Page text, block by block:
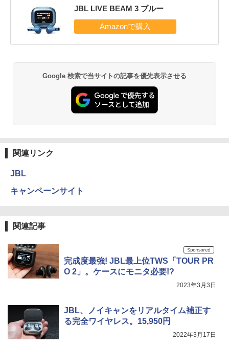
JBL LIVE BEAM 3 ブルー
Google 検索で当サイトの記事を優先表示させる
関連リンク
JBL
キャンペーンサイト
関連記事
完成度最強! JBL最上位TWS「TOUR PR
O 2」。ケースにモニタ必要!?
2023年3月3日
JBL、ノイキャンをリアルタイム補正す
る完全ワイヤレス。15,950円
2022年3月17日